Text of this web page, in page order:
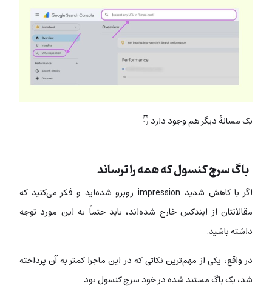
یک مسالۀ دیگر هم وجود دارد 👇
باگ سرچ کنسول که همه را ترساند
اگر با کاهش شدید impression روبرو شده‌اید و فکر می‌کنید که
مقالاتتان از ایندکس خارج شده‌اند، باید حتماً به این مورد توجه
داشته باشید.
در واقع، یکی از مهم‌ترین نکاتی که در این ماجرا کمتر به آن پرداخته
شد، یک باگ مستند شده در خود سرچ کنسول بود.